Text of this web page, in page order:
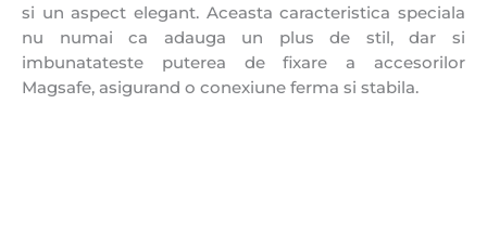
si un aspect elegant. Aceasta caracteristica speciala
nu numai ca adauga un plus de stil, dar si
imbunatateste puterea de fixare a accesorilor
Magsafe, asigurand o conexiune ferma si stabila.